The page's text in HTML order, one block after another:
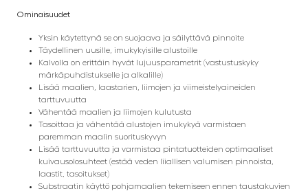
Ominaisuudet
Yksin käytettynä se on suojaava ja säilyttävä pinnoite
Täydellinen uusille, imukykyisille alustoille
Kalvolla on erittäin hyvät lujuusparametrit (vastustuskyky
märkäpuhdistukselle ja alkalille)
Lisää maalien, laastarien, liimojen ja viimeistelyaineiden
tarttuvuutta
Vähentää maalien ja liimojen kulutusta
Tasoittaa ja vähentää alustojen imukykyä varmistaen
paremman maalin suorituskyvyn
Lisää tarttuvuutta ja varmistaa pintatuotteiden optimaaliset
kuivausolosuhteet (estää veden liiallisen valumisen pinnoista,
laastit, tasoitukset)
Substraatin käyttö pohjamaalien tekemiseen ennen taustakuvien